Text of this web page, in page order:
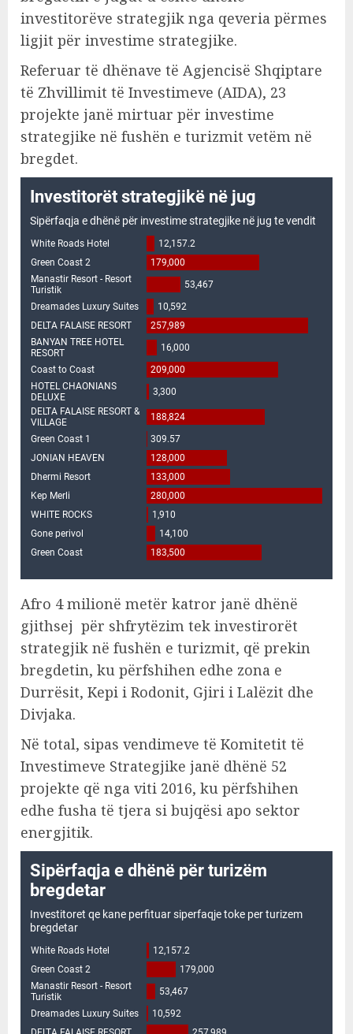
investitorëve strategjik nga qeveria përmes
ligjit për investime strategjike.
Referuar të dhënave të Agjencisë Shqiptare
të Zhvillimit të Investimeve (AIDA), 23
projekte janë mirtuar për investime
strategjike në fushën e turizmit vetëm në
bregdet.
Afro 4 milionë metër katror janë dhënë
gjithsej për shfrytëzim tek investirorët
strategjik në fushën e turizmit, që prekin
bregdetin, ku përfshihen edhe zona e
Durrësit, Kepi i Rodonit, Gjiri i Lalëzit dhe
Divjaka.
Në total, sipas vendimeve të Komitetit të
Investimeve Strategjike janë dhënë 52
projekte që nga viti 2016, ku përfshihen
edhe fusha të tjera si bujqësi apo sektor
energjitik.